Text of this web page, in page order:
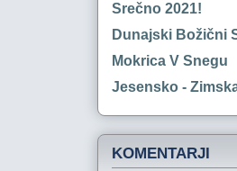
Srečno 2021!
Dunajski Božični
Mokrica V Snegu
Jesensko -
KOMENTARJI